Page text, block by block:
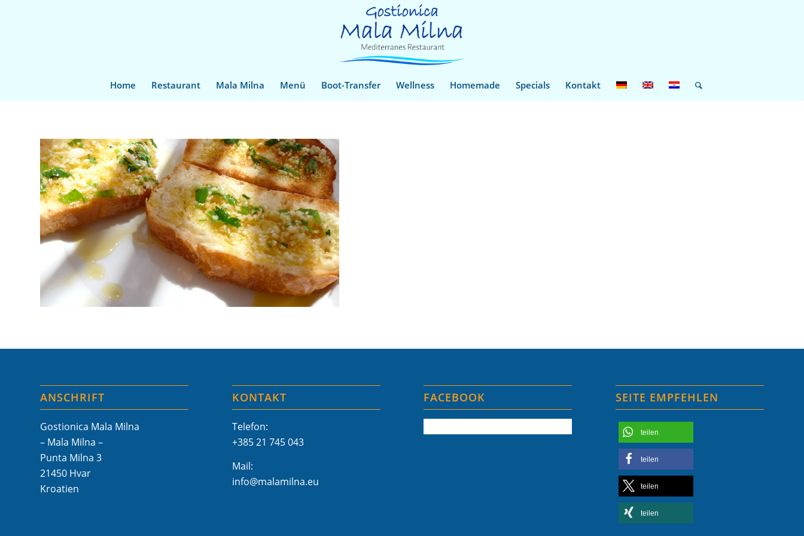
Home Restaurant Mala Milna Menü Boot-Transfer Wellness Homemade Specials Kontakt
ANSCHRIFT
Gostionica Mala Milna
– Mala Milna –
Punta Milna 3
21450 Hvar
Kroatien
KONTAKT
Telefon:
+385 21 745 043
Mail:
info@malamilna.eu
FACEBOOK SEITE EMPFEHLEN
teilen
teilen
teilen
teilen